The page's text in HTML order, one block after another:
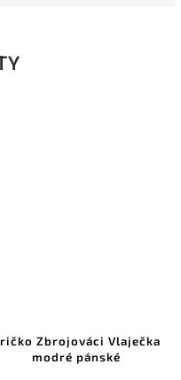
Zbrojováci Vlaječka
modré pánské